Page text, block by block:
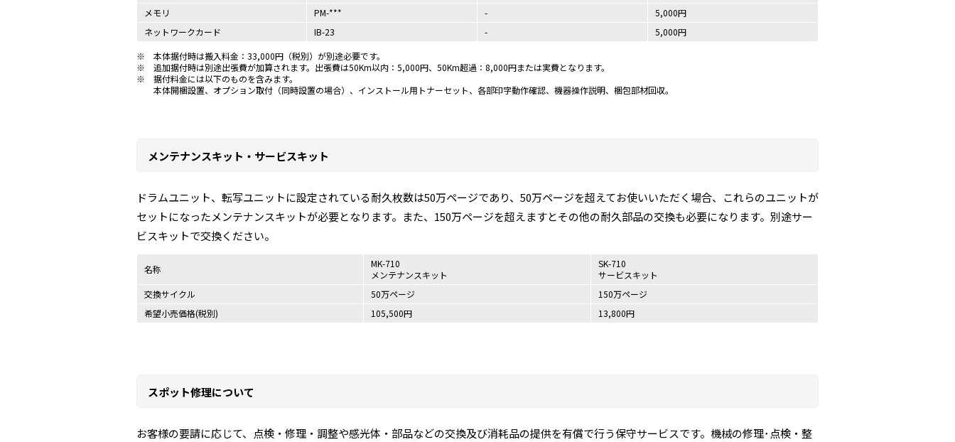
メモリ
PM-*** -
5,000円
ネットワークカード
IB-23 -
5,000円
※
本体据付時は搬入料金：33,000円（税別）が別途必要です。
※
追加据付時は別途出張費が加算されます。出張費は50Km以内：5,000円、50Km超過：8,000円または実費となります。
※
据付料金には以下のものを含みます。
本体開梱設置、オプション取付（同時設置の場合）、インストール用トナーセット、各部印字動作確認、機器操作説明、梱包部材回収。
メンテナンスキット・サービスキット
ドラムユニット、転写ユニットに設定されている耐久枚数は50万ページであり、50万ページを超えてお使いいただく場合、これらのユニットが
セットになったメンテナンスキットが必要となります。また、150万ページを超えますとその他の耐久部品の交換も必要になります。別途サー
ビスキットで交換ください。
名称
MK-710
メンテナンスキット
SK-710
サービスキット
交換サイクル
50万ページ
150万ページ
希望小売価格(税別)
105,500円 13,800円
スポット修理について
お客様の要請に応じて、点検・修理・調整や感光体・部品などの交換及び消耗品の提供を有償で行う保守サービスです。機械の修理･点検・整